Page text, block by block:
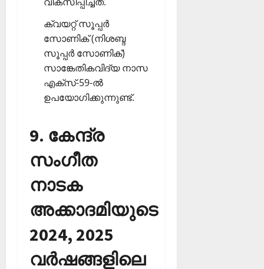
ക്വയറ്റ് സൂപ്പര്‍
സോണിക് (നിശബ്ദ
സൂപ്പര്‍ സോണിക്)
സാങ്കേതികവിദ്യ നാസ
എക്‌സ്-59-ല്‍
ഉപയോഗിക്കുന്നുണ്ട്.
9. കേന്ദ്ര
സംഗീത
നാടക
അക്കാദമിയുടെ
2024, 2025
വര്‍ഷങ്ങളിലെ